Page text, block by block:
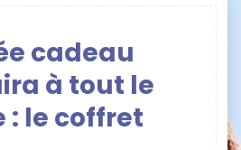
cadeau
à tout le
: le coffret